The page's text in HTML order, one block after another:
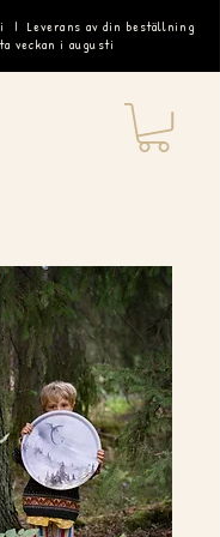
| Leverans av din beställning
veckan i augusti